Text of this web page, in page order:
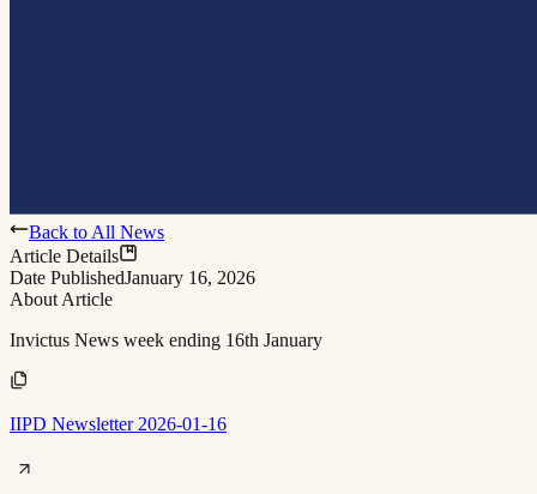
Back to All News
Article Details
Date PublishedJanuary 16, 2026
About Article
Invictus News week ending 16th January​​​​‌ ‍ ​‍​‍‌‍ ‌ ​‍‌‍‍‌‌‍‌ ‌‍‍‌‌‍ ‍​‍​‍​ ‍‍​‍​‍‌ ​ ‌‍​‌‌‍ ‍‌‍‍‌‌ ‌​‌ ‍‌​‍ ‍‌‍‍‌‌‍ ​‍​‍​‍ ​​‍​‍‌‍‍​‌ ​‍‌‍‌‌‌‍‌‍​‍​‍​ ‍‍​‍​‍​‍ ‌ ​ ‌ ‌​‌ ‌‌‌‍‌​‌‍‍‌‌‍ ​‍ ‌‍‍‌‌‍ ‍‌ ‌​‌‍‌‌‌‍ ‍‌ ‌​​‍ ‌‍‌‌‌‍‌​‌‍‍‌‌ ‌​​‍ ‌‍ ‌‌‍ ‌‍‌​‌‍‌‌​ ‌‌ ​​‌ ​‍‌‍‌‌‌ ​ ‌‍‌‌‌‍ ‍‌ ‌​‌‍​‌‌ ‌​‌‍‍‌‌‍ ‌‍ ‍​ ‍ ‌‍‍‌‌‍‌​​ ‌​ ​ ​ ​‍​ ‍​​ ​ ‌‍​‍​ ​‌‌‍‌‍​ ‍‌​‍ ‌‌‍​ ​ ​​‌‍‌‌‌‍‌‌​‍ ‌​ ‌​‌‍​‌‌‍​‍‌‍​‍​‍ ‌​ ‍‌‌‍​‌​ ​​‌‍​ ​‍ ‌​ ​​​ ‌‍​ ​‍​ ​‍‌‍‌‍​ ‍‌​ ‌‌‌‍​‍​ ​‌‌‍‌​​ ​‍​ ‌‍​ ‍ ‌ ‌​‌ ‍‌‌ ​​‌‍‌‌​ ‌‌‍ ‍‌‍‌‌‌ ‌ ‌ ​ ​ ‍ ‌ ​​‌‍​‌‌ ‌​‌‍‍​​ ‌‌‍‌​‌‍‌‌‌ ​ ‌‍​ ‌ ​‍‌‍‍‌‌ ​​‌ ‌​‌‍‍‌‌‍ ‌‍ ‍​ ‌‍​‍‌‍​‌‌ ​ ‌‍‌‌‌‌‌‌‌ ​‍‌‍ ​​ ‌​‍‌‌​ ​‍‌​‌‍‌ ​ ‌ ‌​‌ ‌‌‌‍‌​‌‍‍‌‌‍ ​‍‌‍‌‍‍‌‌‍‌​​ ‌​ ​ ​ ​‍​ ‍​​ ​ ‌‍​‍​ ​‌‌‍‌‍​ ‍‌​‍ ‌‌‍​ ​ ​​‌‍‌‌‌‍‌‌​‍ ‌​ ‌​‌‍​‌‌‍​‍‌‍​‍​‍ ‌​ ‍‌‌‍​‌​ ​​‌‍​ ​‍ ‌​ ​​​ ‌‍​ ​‍​ ​‍‌‍‌‍​ ‍‌​ ‌‌‌‍​‍​ ​‌‌‍‌​​ ​‍​ ‌‍​‍‌‍‌ ‌​‌ ‍‌‌ ​​‌‍‌‌​ ‌‌‍ ‍‌‍‌‌‌ ‌ ‌ ​ ​‍‌‍‌ ​​‌‍​‌‌ ‌​‌‍‍​​ ‌‌‍‌​‌‍‌‌‌ ​ ‌‍​ ‌ ​‍‌‍‍‌‌ ​​‌ ‌​‌‍‍‌‌‍ ‌‍ ‍​‍‌‍‌ ​​‌‍‌‌‌ ​‍‌ ​ ‌ ​​‌‍‌‌‌‍​ ‌ ‌​‌‍‍‌‌ ‌‍‌‍‌‌​ ‌‌ ​​‌ ‌‌‌‍​‍‌‍ ​‌‍‍‌‌ ​ ‌‍‍​‌‍‌‌‌‍‌​​‍​‍‌ ‌
IIPD Newsletter 2026-01-16​​​​‌ ‍ ​‍​‍‌‍ ‌ ​‍‌‍‍‌‌‍‌ ‌‍‍‌‌‍ ‍​‍​‍​ ‍‍​‍​‍‌ ​ ‌‍​‌‌‍ ‍‌‍‍‌‌ ‌​‌ ‍‌​‍ ‍‌‍‍‌‌‍ ​‍​‍​‍ ​​‍​‍‌‍‍​‌ ​‍‌‍‌‌‌‍‌‍​‍​‍​ ‍‍​‍​‍​‍ ‌ ​ ‌ ‌​‌ ‌‌‌‍‌​‌‍‍‌‌‍ ​‍ ‌‍‍‌‌‍ ‍‌ ‌​‌‍‌‌‌‍ ‍‌ ‌​​‍ ‌‍‌‌‌‍‌​‌‍‍‌‌ ‌​​‍ ‌‍ ‌‌‍ ‌‍‌​‌‍‌‌​ ‌‌ ​​‌ ​‍‌‍‌‌‌ ​ ‌‍‌‌‌‍ ‍‌ ‌​‌‍​‌‌ ‌​‌‍‍‌‌‍ ‌‍ ‍​ ‍ ‌‍‍‌‌‍‌​​ ‌​ ​ ​ ​‍​ ‍​​ ​ ‌‍​‍​ ​‌‌‍‌‍​ ‍‌​‍ ‌‌‍​ ​ ​​‌‍‌‌‌‍‌‌​‍ ‌​ ‌​‌‍​‌‌‍​‍‌‍​‍​‍ ‌​ ‍‌‌‍​‌​ ​​‌‍​ ​‍ ‌​ ​​​ ‌‍​ ​‍​ ​‍‌‍‌‍​ ‍‌​ ‌‌‌‍​‍​ ​‌‌‍‌​​ ​‍​ ‌‍​ ‍ ‌ ‌​‌ ‍‌‌ ​​‌‍‌‌​ ‌‌‍ ‍‌‍‌‌‌ ‌ ‌ ​ ​ ‍ ‌ ​​‌‍​‌‌ ‌​‌‍‍​​ ‌‌‍​ ‌‍ ‌‍ ‍‌ ‌​‌‍‌‌‌‍ ‍‌ ‌​​‍‌‌​ ‌‌‌​​‍‌‌ ‌‍‍ ‌‍‌‌‌ ‍‌​‍‌‌​ ​ ‌​‌​​‍‌‌​ ​ ‌​‌​​‍‌‌​ ​‍​ ​‍‌‍​‌​ ‌​​ ‌‌​ ​‍​ ​‍​ ‌ ​ ‍​​ ‍​‌‍​‌​ ‌‌​ ‌‌​ ​‌​‍‌‌​ ​‍​ ​‍​‍‌‌​ ‌‌‌​‌​​‍ ‍‌ ‌​‌‍‌‌‌ ‍​‌ ‌​​ ‌‍​‍‌‍​‌‌ ​ ‌‍‌‌‌‌‌‌‌ ​‍‌‍ ​​ ‌​‍‌‌​ ​‍‌​‌‍‌ ​ ‌ ‌​‌ ‌‌‌‍‌​‌‍‍‌‌‍ ​‍‌‍‌‍‍‌‌‍‌​​ ‌​ ​ ​ ​‍​ ‍​​ ​ ‌‍​‍​ ​‌‌‍‌‍​ ‍‌​‍ ‌‌‍​ ​ ​​‌‍‌‌‌‍‌‌​‍ ‌​ ‌​‌‍​‌‌‍​‍‌‍​‍​‍ ‌​ ‍‌‌‍​‌​ ​​‌‍​ ​‍ ‌​ ​​​ ‌‍​ ​‍​ ​‍‌‍‌‍​ ‍‌​ ‌‌‌‍​‍​ ​‌‌‍‌​​ ​‍​ ‌‍​‍‌‍‌ ‌​‌ ‍‌‌ ​​‌‍‌‌​ ‌‌‍ ‍‌‍‌‌‌ ‌ ‌ ​ ​‍‌‍‌ ​​‌‍​‌‌ ‌​‌‍‍​​ ‌‌‍​ ‌‍ ‌‍ ‍‌ ‌​‌‍‌‌‌‍ ‍‌ ‌​​‍‌‌​ ‌‌‌​​‍‌‌ ‌‍‍ ‌‍‌‌‌ ‍‌​‍‌‌​ ​ ‌​‌​​‍‌‌​ ​ ‌​‌​​‍‌‌​ ​‍​ ​‍‌‍​‌​ ‌​​ ‌‌​ ​‍​ ​‍​ ‌ ​ ‍​​ ‍​‌‍​‌​ ‌‌​ ‌‌​ ​‌​‍‌‌​ ​‍​ ​‍​‍‌‌​ ‌‌‌​‌​​‍ ‍‌ ‌​‌‍‌‌‌ ‍​‌ ‌​​‍‌‍‌ ​​‌‍‌‌‌ ​‍‌ ​ ‌ ​​‌‍‌‌‌‍​ ‌ ‌​‌‍‍‌‌ ‌‍‌‍‌‌​ ‌‌ ​​‌ ‌‌‌‍​‍‌‍ ​‌‍‍‌‌ ​ ‌‍‍​‌‍‌‌‌‍‌​​‍​‍‌ ‌